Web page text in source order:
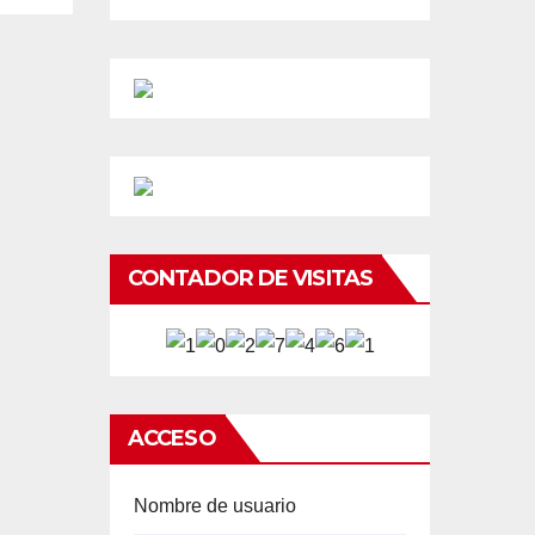
CONTADOR DE VISITAS
ACCESO
Nombre de usuario